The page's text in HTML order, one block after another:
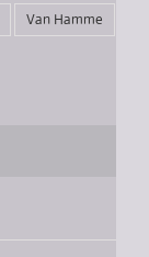
Van Hamme